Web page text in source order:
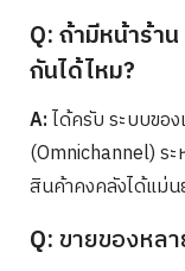
Q: ถ้ามีหน้าร้า
กันได้ไหม?
A:ได้ครับ ระบบขอ
(Omnichannel) ร
สินค้าคงคลังได้แม่
Q: ขายของหล